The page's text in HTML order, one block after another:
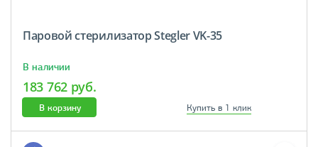
Паровой стерилизатор Stegler VK-35
В наличии
183 762 руб.
В корзину Купить в 1 клик